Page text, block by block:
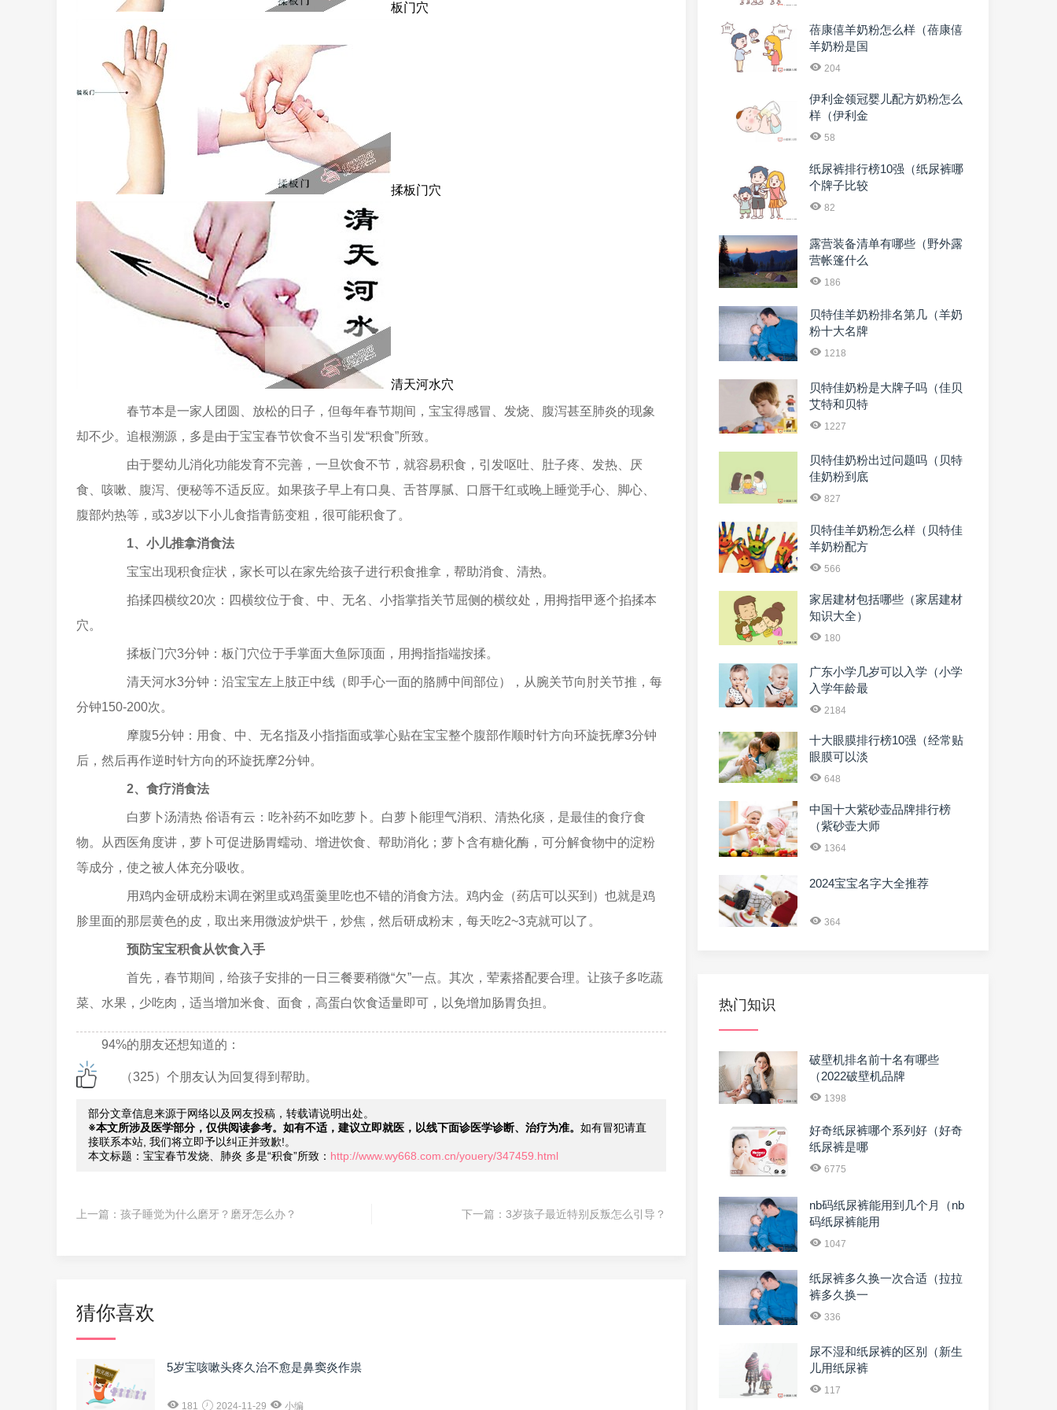
板门穴
揉板门穴
清天河水穴
春节本是一家人团圆、放松的日子，但每年春节期间，宝宝得感冒、发烧、腹泻甚至肺炎的现象
却不少。追根溯源，多是由于宝宝春节饮食不当引发“积食”所致。
由于婴幼儿消化功能发育不完善，一旦饮食不节，就容易积食，引发呕吐、肚子疼、发热、厌
食、咳嗽、腹泻、便秘等不适反应。如果孩子早上有口臭、舌苔厚腻、口唇干红或晚上睡觉手心、脚心、
腹部灼热等，或3岁以下小儿食指青筋变粗，很可能积食了。
1、小儿推拿消食法
宝宝出现积食症状，家长可以在家先给孩子进行积食推拿，帮助消食、清热。
掐揉四横纹20次：四横纹位于食、中、无名、小指掌指关节屈侧的横纹处，用拇指甲逐个掐揉本
穴。
揉板门穴3分钟：板门穴位于手掌面大鱼际顶面，用拇指指端按揉。
清天河水3分钟：沿宝宝左上肢正中线（即手心一面的胳膊中间部位），从腕关节向肘关节推，每
分钟150-200次。
摩腹5分钟：用食、中、无名指及小指指面或掌心贴在宝宝整个腹部作顺时针方向环旋抚摩3分钟
后，然后再作逆时针方向的环旋抚摩2分钟。
2、食疗消食法
白萝卜汤清热 俗语有云：吃补药不如吃萝卜。白萝卜能理气消积、清热化痰，是最佳的食疗食
物。从西医角度讲，萝卜可促进肠胃蠕动、增进饮食、帮助消化；萝卜含有糖化酶，可分解食物中的淀粉
等成分，使之被人体充分吸收。
用鸡内金研成粉末调在粥里或鸡蛋羹里吃也不错的消食方法。鸡内金（药店可以买到）也就是鸡
胗里面的那层黄色的皮，取出来用微波炉烘干，炒焦，然后研成粉末，每天吃2~3克就可以了。
预防宝宝积食从饮食入手
首先，春节期间，给孩子安排的一日三餐要稍微“欠”一点。其次，荤素搭配要合理。让孩子多吃蔬
菜、水果，少吃肉，适当增加米食、面食，高蛋白饮食适量即可，以免增加肠胃负担。
94%的朋友还想知道的：
（325）个朋友认为回复得到帮助。
部分文章信息来源于网络以及网友投稿，转载请说明出处。
※本文所涉及医学部分，仅供阅读参考。如有不适，建议立即就医，以线下面诊医学诊断、治疗为准。 如有冒犯请直
接联系本站, 我们将立即予以纠正并致歉!。
本文标题：宝宝春节发烧、肺炎 多是“积食”所致： http://www.wy668.com.cn/youery/347459.html
上一篇： 孩子睡觉为什么磨牙？磨牙怎么办？ 下一篇： 3岁孩子最近特别反叛怎么引导？
猜你喜欢
5岁宝咳嗽头疼久治不愈是鼻窦炎作祟
181 2024-11-29 小编
蓓康僖羊奶粉怎么样（蓓康僖
羊奶粉是国
204
伊利金领冠婴儿配方奶粉怎么
样（伊利金
58
纸尿裤排行榜10强（纸尿裤哪
个牌子比较
82
露营装备清单有哪些（野外露
营帐篷什么
186
贝特佳羊奶粉排名第几（羊奶
粉十大名牌
1218
贝特佳奶粉是大牌子吗（佳贝
艾特和贝特
1227
贝特佳奶粉出过问题吗（贝特
佳奶粉到底
827
贝特佳羊奶粉怎么样（贝特佳
羊奶粉配方
566
家居建材包括哪些（家居建材
知识大全）
180
广东小学几岁可以入学（小学
入学年龄最
2184
十大眼膜排行榜10强（经常贴
眼膜可以淡
648
中国十大紫砂壶品牌排行榜
（紫砂壶大师
1364
2024宝宝名字大全推荐
364
热门知识
破壁机排名前十名有哪些
（2022破壁机品牌
1398
好奇纸尿裤哪个系列好（好奇
纸尿裤是哪
6775
nb码纸尿裤能用到几个月（nb
码纸尿裤能用
1047
纸尿裤多久换一次合适（拉拉
裤多久换一
336
尿不湿和纸尿裤的区别（新生
儿用纸尿裤
117